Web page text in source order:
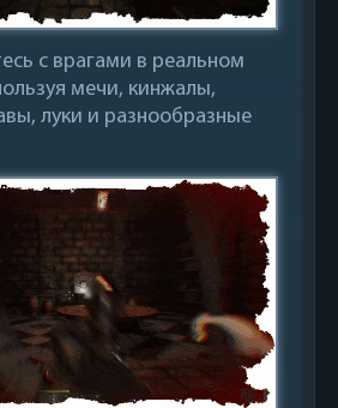
с врагами в реальном
мечи, кинжалы,
луки и разнообразные